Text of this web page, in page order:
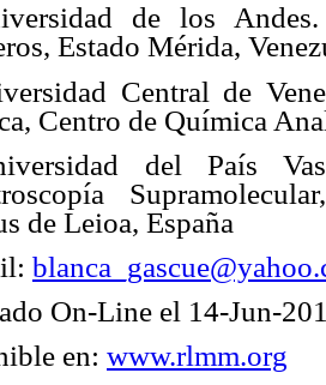
de los
Estado Mérida,
Central de
Centro de Química
del País
de Leioa, España
On-Line el 14-Jun-
en: www.rlmm.org